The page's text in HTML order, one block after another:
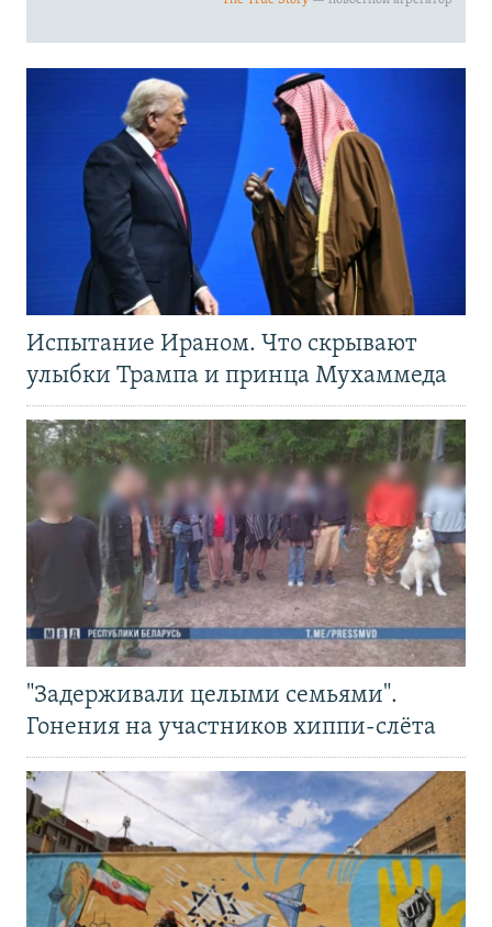
Испытание Ираном. Что скрывают
улыбки Трампа и принца Мухаммеда
"Задерживали целыми семьями".
Гонения на участников хиппи-слёта